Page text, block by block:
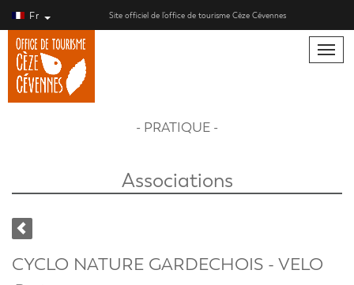
Fr Site officiel de l’office de tourisme Cèze Cévennes
Toggle
- PRATIQUE -
Associations
CYCLO NATURE GARDECHOIS - VELO